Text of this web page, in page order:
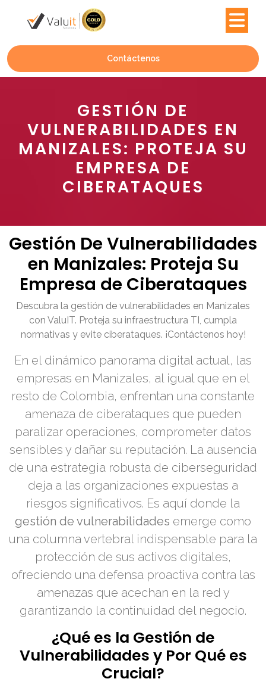
Contáctenos
GESTIÓN DE
VULNERABILIDADES EN
MANIZALES: PROTEJA SU
EMPRESA DE
CIBERATAQUES
Gestión De Vulnerabilidades
en Manizales: Proteja Su
Empresa de Ciberataques
Descubra la gestión de vulnerabilidades en Manizales
con ValuIT. Proteja su infraestructura TI, cumpla
normativas y evite ciberataques. ¡Contáctenos hoy!
En el dinámico panorama digital actual, las
empresas en Manizales, al igual que en el
resto de Colombia, enfrentan una constante
amenaza de ciberataques que pueden
paralizar operaciones, comprometer datos
sensibles y dañar su reputación. La ausencia
de una estrategia robusta de ciberseguridad
deja a las organizaciones expuestas a
riesgos significativos. Es aquí donde la
gestión de vulnerabilidades emerge como
una columna vertebral indispensable para la
protección de sus activos digitales,
ofreciendo una defensa proactiva contra las
amenazas que acechan en la red y
garantizando la continuidad del negocio.
¿Qué es la Gestión de
Vulnerabilidades y Por Qué es
Crucial?